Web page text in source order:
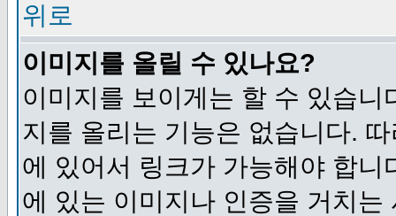
위로
이미지를 올릴 수 있나요?
이미지를 보이게는 할 수 있습
지를 올리는 기능은 없습니다.
에 있어서 링크가 가능해야 합
에 있는 이미지나 인증을 거치